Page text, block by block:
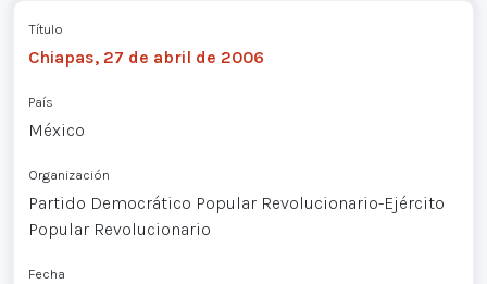
Título
Chiapas, 27 de abril de 2006
País
México
Organización
Partido Democrático Popular Revolucionario-Ejército
Popular Revolucionario
Fecha